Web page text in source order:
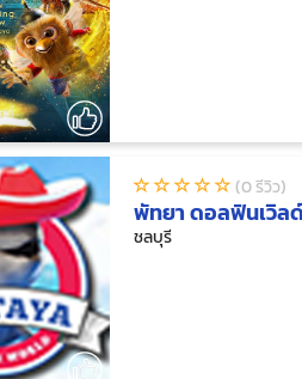
(0 รีวิว)
พัทยา ดอลฟินเวิล
ชลบุรี